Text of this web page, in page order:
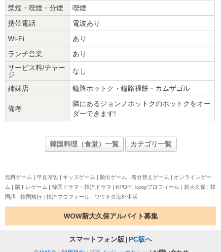
禁煙・喫煙・分煙
喫煙
携帯電話
電波あり
Wi-Fi
あり
ランチ営業
あり
サービス料/チャー
ジ
なし
姉妹店 鐘路ホットク・鐘路福餅・カムザゴル
備考
隣にあるジョンノホットクのホットクをオー
ダーできます!
韓国料理（食堂）一覧 カテゴリ一覧
無料ゲーム | 무료게임 | キッズゲーム | 脱出ゲーム | 着せ替えゲーム | オンラインゲー
ム | 脳トレゲーム | 韓国ドラマ・韓流ドラマ | KPOP | kpopプロフィール | 新大久保 | 韓
国語 | 韓国旅行 | 韓流プロフィール | ワウネタ海外生活
WOW新大久保アルバイト募集
スマートフォン版 | PC版へ